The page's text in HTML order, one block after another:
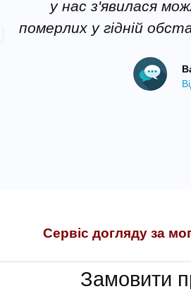
у нас з'явилася
померлих у гідній
Сервіс догляду за
Замовити